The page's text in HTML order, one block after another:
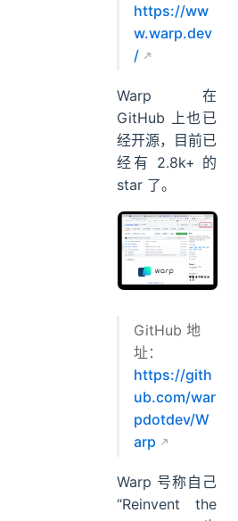
https://ww
w.warp.dev
/
Warp 在
GitHub 上也已
经开源，目前已
经有 2.8k+ 的
star 了。
GitHub 地
址：
https://gith
ub.com/war
pdotdev/W
arp
Warp 号称自己
“Reinvent the